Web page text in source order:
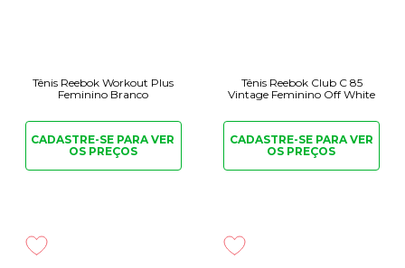
Tênis Reebok Workout Plus
Feminino Branco
CADASTRE-SE PARAVER
OS PREÇOS
Tênis Reebok Club C 85
Vintage Feminino Off White
CADASTRE-SE PARAVER
OS PREÇOS